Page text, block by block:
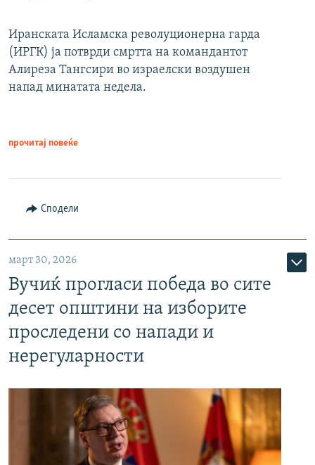
Иранската Исламска револуционерна гарда
(ИРГК) ја потврди смртта на командантот
Алиреза Тангсири во израелски воздушен
напад минатата недела.
прочитај повеќе
Сподели
март 30, 2026
Вучиќ прогласи победа во сите
десет општини на изборите
проследени со напади и
нерегуларности